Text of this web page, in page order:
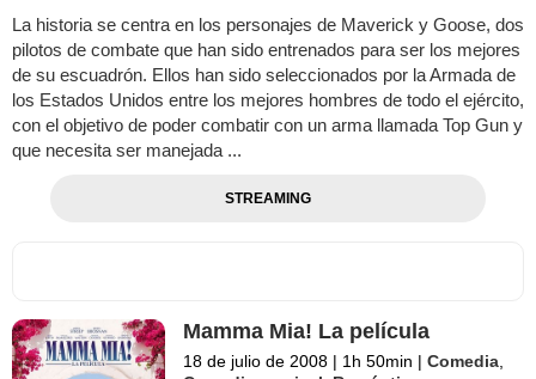
La historia se centra en los personajes de Maverick y Goose, dos
pilotos de combate que han sido entrenados para ser los mejores
de su escuadrón. Ellos han sido seleccionados por la Armada de
los Estados Unidos entre los mejores hombres de todo el ejército,
con el objetivo de poder combatir con un arma llamada Top Gun y
que necesita ser manejada ...
STREAMING
Mamma Mia! La película
18 de julio de 2008 | 1h 50min | Comedia